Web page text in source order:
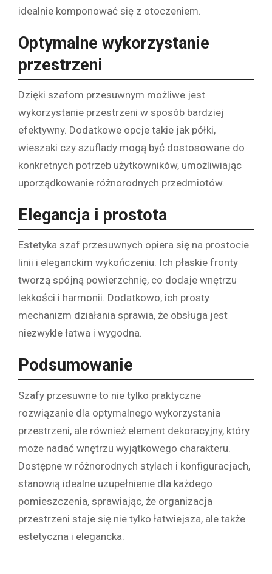
idealnie komponować się z otoczeniem.
Optymalne wykorzystanie
przestrzeni
Dzięki szafom przesuwnym możliwe jest
wykorzystanie przestrzeni w sposób bardziej
efektywny. Dodatkowe opcje takie jak półki,
wieszaki czy szuflady mogą być dostosowane do
konkretnych potrzeb użytkowników, umożliwiając
uporządkowanie różnorodnych przedmiotów.
Elegancja i prostota
Estetyka szaf przesuwnych opiera się na prostocie
linii i eleganckim wykończeniu. Ich płaskie fronty
tworzą spójną powierzchnię, co dodaje wnętrzu
lekkości i harmonii. Dodatkowo, ich prosty
mechanizm działania sprawia, że obsługa jest
niezwykle łatwa i wygodna.
Podsumowanie
Szafy przesuwne to nie tylko praktyczne
rozwiązanie dla optymalnego wykorzystania
przestrzeni, ale również element dekoracyjny, który
może nadać wnętrzu wyjątkowego charakteru.
Dostępne w różnorodnych stylach i konfiguracjach,
stanowią idealne uzupełnienie dla każdego
pomieszczenia, sprawiając, że organizacja
przestrzeni staje się nie tylko łatwiejsza, ale także
estetyczna i elegancka.